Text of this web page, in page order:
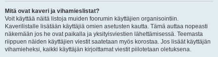
Mitä ovat kaveri ja vihamieslistat?
Voit käyttää näitä listoja muiden foorumin käyttäjien organisointiin.
Kaverilistalle lisätään käyttäjiä omien asetusten kautta. Tämä auttaa nopeasti
näkemään jos he ovat paikalla ja yksityisviestien lähettämisessä. Teemasta
riippuen näiden käyttäjien viestit saatetaan myös korostaa. Jos lisäät käyttäjän
vihamieheksi, kaikki käyttäjän kirjoittamat viestit piilotetaan oletuksena.